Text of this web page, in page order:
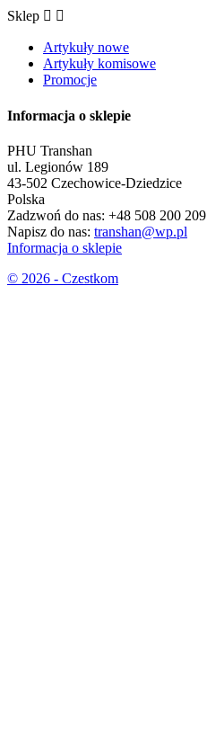
Sklep  
Artykuły nowe
Artykuły komisowe
Promocje
Informacja o sklepie
PHU Transhan
ul. Legionów 189
43-502 Czechowice-Dziedzice
Polska
Zadzwoń do nas: +48 508 200 209
Napisz do nas: transhan@wp.pl
Informacja o sklepie
© 2026 - Czestkom